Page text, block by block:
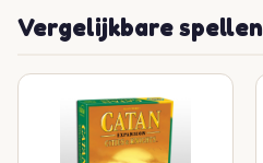
Vergelijkbare spellen